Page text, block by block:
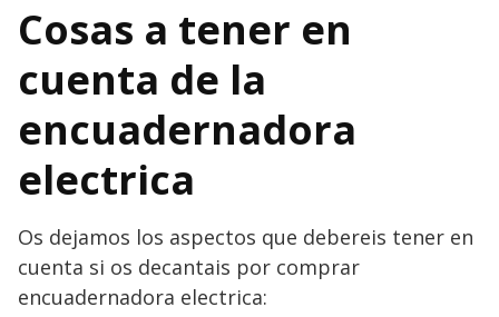
Cosas a tener en
cuenta de la
encuadernadora
electrica
Os dejamos los aspectos que debereis tener en
cuenta si os decantais por comprar
encuadernadora electrica: